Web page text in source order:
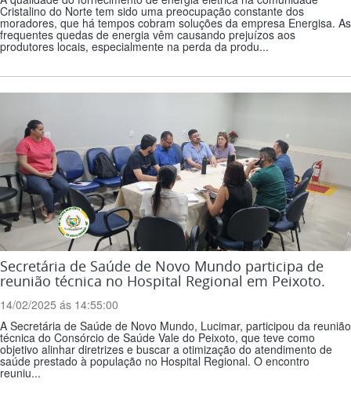
Cristalino do Norte tem sido uma preocupação constante dos
moradores, que há tempos cobram soluções da empresa Energisa. As
frequentes quedas de energia vêm causando prejuízos aos
produtores locais, especialmente na perda da produ...
Secretária de Saúde de Novo Mundo participa de
reunião técnica no Hospital Regional em Peixoto.
14/02/2025 ás 14:55:00
A Secretária de Saúde de Novo Mundo, Lucimar, participou da reunião
técnica do Consórcio de Saúde Vale do Peixoto, que teve como
objetivo alinhar diretrizes e buscar a otimização do atendimento de
saúde prestado à população no Hospital Regional. O encontro
reuniu...